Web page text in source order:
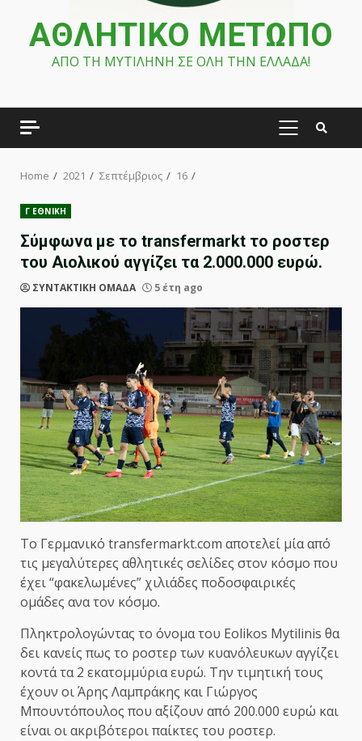
ΑΘΛΗΤΙΚΟ ΜΕΤΩΠΟ
ΑΠΟ ΤΗ ΜΥΤΙΛΗΝΗ ΣΕ ΟΛΗ ΤΗΝ ΕΛΛΑΔΑ!
PRIMARY
Home 2021 Σεπτέμβριος 16
Γ ΕΘΝΙΚΗ
Σύμφωνα με το transfermarkt το ροστερ
του Αιολικού αγγίζει τα 2.000.000 ευρώ.
ΣΥΝΤΑΚΤΙΚΗ ΟΜΑΔΑ 5 έτη ago
Το Γερμανικό transfermarkt.com αποτελεί μία από
τις μεγαλύτερες αθλητικές σελίδες στον κόσμο που
έχει “φακελωμένες” χιλιάδες ποδοσφαιρικές
ομάδες ανα τον κόσμο.
Πληκτρολογώντας το όνομα του Eolikos Mytilinis θα
δει κανείς πως το ροστερ των κυανόλευκων αγγίζει
κοντά τα 2 εκατομμύρια ευρώ. Την τιμητική τους
έχουν οι Άρης Λαμπράκης και Γιώργος
Μπουντόπουλος που αξίζουν από 200.000 ευρώ και
είναι οι ακριβότεροι παίκτες του ροστερ.